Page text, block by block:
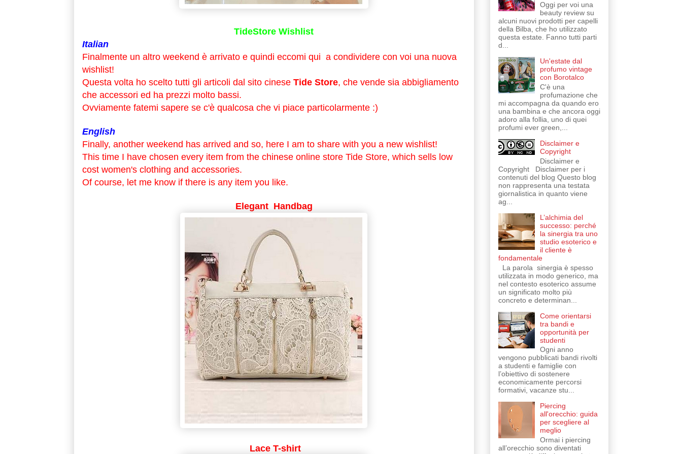
TideStore Wishlist
Italian
Finalmente un altro weekend è arrivato e quindi eccomi qui a condividere con voi una nuova
wishlist!
Questa volta ho scelto tutti gli articoli dal sito cinese Tide Store, che vende sia abbigliamento
che accessori ed ha prezzi molto bassi.
Ovviamente fatemi sapere se c'è qualcosa che vi piace particolarmente :)
English
Finally, another weekend has arrived and so, here I am to share with you a new wishlist!
This time I have chosen every item from the chinese online store Tide Store, which sells low
cost women's clothing and accessories.
Of course, let me know if there is any item you like.
Elegant Handbag
Lace T-shirt
Oggi per voi una
beauty review su
alcuni nuovi prodotti per capelli
della Bilba, che ho utilizzato
questa estate. Fanno tutti parti
d...
Un'estate dal
profumo vintage
con Borotalco
C'è una
profumazione che
mi accompagna da quando ero
una bambina e che ancora oggi
adoro alla follia, uno di quei
profumi ever green,...
Disclaimer e
Copyright
Disclaimer e
Copyright Disclaimer per i
contenuti del blog Questo blog
non rappresenta una testata
giornalistica in quanto viene
ag...
L’alchimia del
successo: perché
la sinergia tra uno
studio esoterico e
il cliente è
fondamentale
La parola sinergia è spesso
utilizzata in modo generico, ma
nel contesto esoterico assume
un significato molto più
concreto e determinan...
Come orientarsi
tra bandi e
opportunità per
studenti
Ogni anno
vengono pubblicati bandi rivolti
a studenti e famiglie con
l’obiettivo di sostenere
economicamente percorsi
formativi, vacanze stu...
Piercing
all'orecchio: guida
per scegliere al
meglio
Ormai i piercing
all’orecchio sono diventati